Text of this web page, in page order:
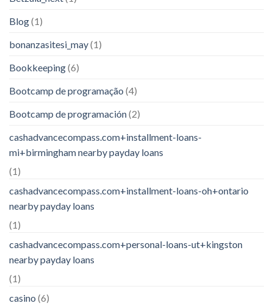
Blog(1)
bonanzasitesi_may(1)
Bookkeeping(6)
Bootcamp de programação (4)
Bootcamp de programación(2)
cashadvancecompass.com+installment-loans-
mi+birmingham nearby payday loans
(1)
cashadvancecompass.com+installment-loans-oh+ontario
nearby payday loans
(1)
cashadvancecompass.com+personal-loans-ut+kingston
nearby payday loans
(1)
casino (6)